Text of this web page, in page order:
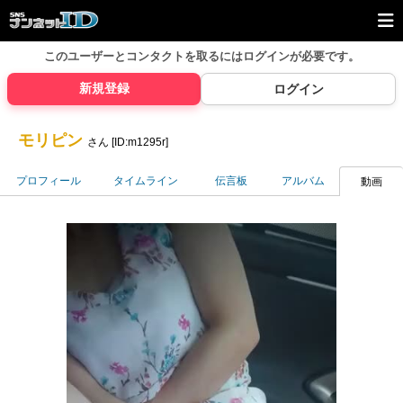
このユーザーとコンタクトを取るにはログインが必要です。
新規登録 ログイン
モリピン さん [ID:m1295r]
プロフィール タイムライン 伝言板 アルバム 動画